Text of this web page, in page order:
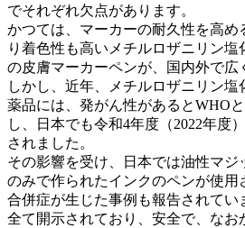
でそれぞれ欠点があります。
かつては、マーカーの耐久性を高め
り着色性も高いメチルロザニリン塩
の皮膚マーカーペンが、国内外で広
しかし、近年、メチルロザニリン
薬品には、発がん性があるとWHO
し、日本でも令和4年度（2022年度
されました。
その影響を受け、日本では油性マジ
のみで作られたインクのペンが使用
合併症が生じた事例も報告されてい
全て開示されており、安全で、なお